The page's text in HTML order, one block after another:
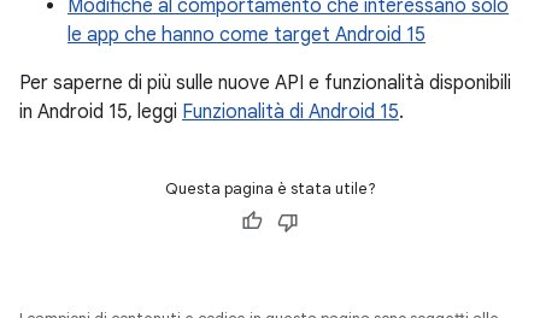
Modifiche al comportamento che interessano solo
le app che hanno come target Android 15
Per saperne di più sulle nuove API e funzionalità disponibili
in Android 15, leggi Funzionalità di Android 15.
Questa pagina è stata utile?